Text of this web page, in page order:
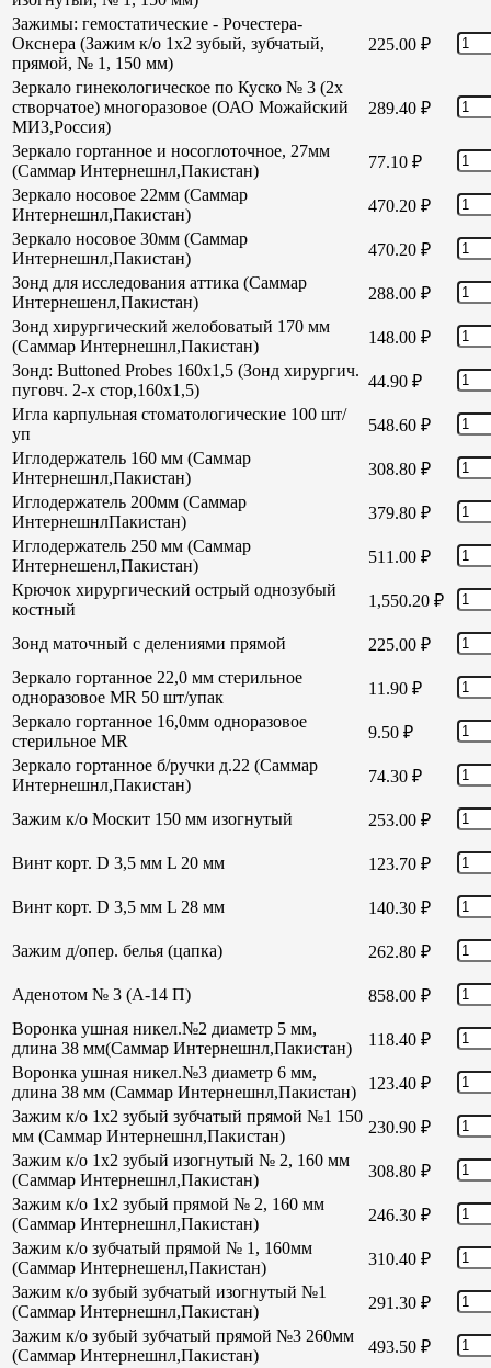
Зажимы: гемостатические - Рочестера-
Окснера (Зажим к/о 1х2 зубый, зубчатый,
прямой, № 1, 150 мм)
225.00 ₽
Зеркало гинекологическое по Куско № 3 (2х
створчатое) многоразовое (ОАО Можайский
МИЗ,Россия)
289.40 ₽
Зеркало гортанное и носоглоточное, 27мм
(Саммар Интернешнл,Пакистан)
77.10 ₽
Зеркало носовое 22мм (Саммар
Интернешнл,Пакистан)
470.20 ₽
Зеркало носовое 30мм (Саммар
Интернешнл,Пакистан)
470.20 ₽
Зонд для исследования аттика (Саммар
Интернешенл,Пакистан)
288.00 ₽
Зонд хирургический желобоватый 170 мм
(Саммар Интернешнл,Пакистан)
148.00 ₽
Зонд: Buttoned Probes 160х1,5 (Зонд хирургич.
пуговч. 2-х стор,160х1,5)
44.90 ₽
Игла карпульная стоматологические 100 шт/
уп
548.60 ₽
Иглодержатель 160 мм (Саммар
Интернешнл,Пакистан)
308.80 ₽
Иглодержатель 200мм (Саммар
ИнтернешнлПакистан)
379.80 ₽
Иглодержатель 250 мм (Саммар
Интернешенл,Пакистан)
511.00 ₽
Крючок хирургический острый однозубый
костный
1,550.20 ₽
Зонд маточный с делениями прямой 225.00 ₽
Зеркало гортанное 22,0 мм стерильное
одноразовое MR 50 шт/упак
11.90 ₽
Зеркало гортанное 16,0мм одноразовое
стерильное MR
9.50 ₽
Зеркало гортанное б/ручки д.22 (Саммар
Интернешнл,Пакистан)
74.30 ₽
Зажим к/о Москит 150 мм изогнутый 253.00 ₽
Винт корт. D 3,5 мм L 20 мм 123.70 ₽
Винт корт. D 3,5 мм L 28 мм 140.30 ₽
Зажим д/опер. белья (цапка) 262.80 ₽
Аденотом № 3 (А-14 П) 858.00 ₽
Воронка ушная никел.№2 диаметр 5 мм,
длина 38 мм(Саммар Интернешнл,Пакистан)
118.40 ₽
Воронка ушная никел.№3 диаметр 6 мм,
длина 38 мм (Саммар Интернешнл,Пакистан)
123.40 ₽
Зажим к/о 1х2 зубый зубчатый прямой №1 150
мм (Саммар Интернешнл,Пакистан)
230.90 ₽
Зажим к/о 1х2 зубый изогнутый № 2, 160 мм
(Саммар Интернешнл,Пакистан)
308.80 ₽
Зажим к/о 1х2 зубый прямой № 2, 160 мм
(Саммар Интернешнл,Пакистан)
246.30 ₽
Зажим к/о зубчатый прямой № 1, 160мм
(Саммар Интернешенл,Пакистан)
310.40 ₽
Зажим к/о зубый зубчатый изогнутый №1
(Саммар Интернешнл,Пакистан)
291.30 ₽
Зажим к/о зубый зубчатый прямой №3 260мм
(Саммар Интернешнл,Пакистан)
493.50 ₽